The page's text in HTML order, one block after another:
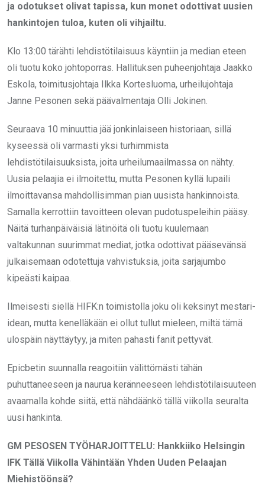
ja odotukset olivat tapissa, kun monet odottivat uusien
hankintojen tuloa, kuten oli vihjailtu.
Klo 13:00 tärähti lehdistötilaisuus käyntiin ja median eteen
oli tuotu koko johtoporras. Hallituksen puheenjohtaja Jaakko
Eskola, toimitusjohtaja Ilkka Kortesluoma, urheilujohtaja
Janne Pesonen sekä päävalmentaja Olli Jokinen.
Seuraava 10 minuuttia jää jonkinlaiseen historiaan, sillä
kyseessä oli varmasti yksi turhimmista
lehdistötilaisuuksista, joita urheilumaailmassa on nähty.
Uusia pelaajia ei ilmoitettu, mutta Pesonen kyllä lupaili
ilmoittavansa mahdollisimman pian uusista hankinnoista.
Samalla kerrottiin tavoitteen olevan pudotuspeleihin pääsy.
Näitä turhanpäiväisiä lätinöitä oli tuotu kuulemaan
valtakunnan suurimmat mediat, jotka odottivat pääsevänsä
julkaisemaan odotettuja vahvistuksia, joita sarjajumbo
kipeästi kaipaa.
Ilmeisesti siellä HIFK:n toimistolla joku oli keksinyt mestari-
idean, mutta kenelläkään ei ollut tullut mieleen, miltä tämä
ulospäin näyttäytyy, ja miten pahasti fanit pettyvät.
Epicbetin suunnalla reagoitiin välittömästi tähän
puhuttaneeseen ja naurua keränneeseen lehdistötilaisuuteen
avaamalla kohde siitä, että nähdäänkö tällä viikolla seuralta
uusi hankinta.
GM PESOSEN TYÖHARJOITTELU: Hankkiiko Helsingin
IFK Tällä Viikolla Vähintään Yhden Uuden Pelaajan
Miehistöönsä?